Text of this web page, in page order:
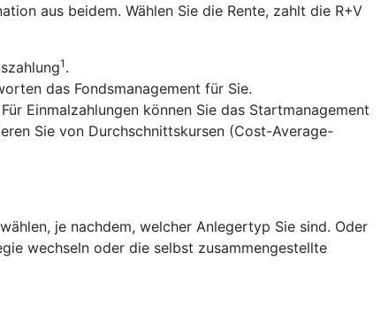
aus beidem. Wählen Sie die Rente, zahlt die R+V
1 .
das Fondsmanagement für Sie.
Einmalzahlungen können Sie das Startmanagement
Sie von Durchschnittskursen (Cost-Average-
je nachdem, welcher Anlegertyp Sie sind. Oder
wechseln oder die selbst zusammengestellte